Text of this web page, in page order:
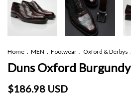
Home . MEN . Footwear . Oxford & Derbys .
Duns Oxford Burgundy
$186.98 USD